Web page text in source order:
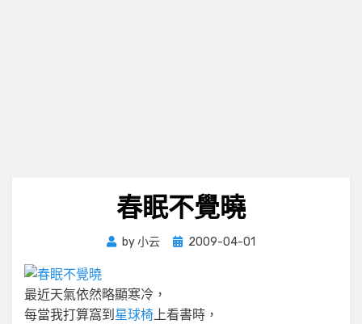
春眠不覺曉
by小云
Posted
2009-04-01
最近天氣依然略顯寒冷，
每當我打算窩到 星球椅上看書時，